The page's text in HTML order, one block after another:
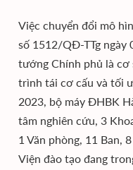
Việc chuyển đổi mô
số 1512/QĐ-TTg ngày
tướng Chính phủ là
trình tái cơ cấu và tối
2023, bộ máy ĐHBK
tâm nghiên cứu, 3
1 Văn phòng, 11 Ban,
Viện đào tạo đang